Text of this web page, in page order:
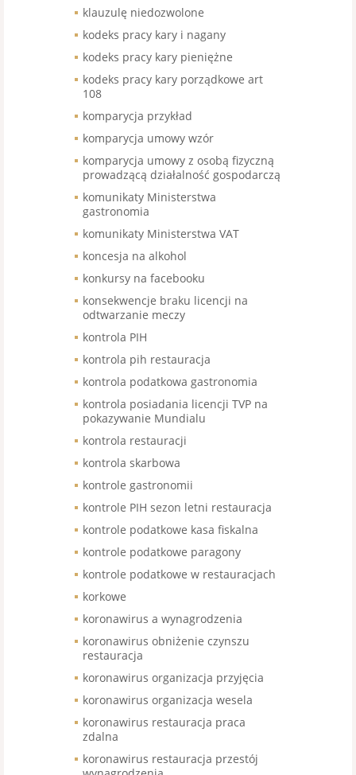
klauzulę niedozwolone
kodeks pracy kary i nagany
kodeks pracy kary pieniężne
kodeks pracy kary porządkowe art
108
komparycja przykład
komparycja umowy wzór
komparycja umowy z osobą fizyczną
prowadzącą działalność gospodarczą
komunikaty Ministerstwa
gastronomia
komunikaty Ministerstwa VAT
koncesja na alkohol
konkursy na facebooku
konsekwencje braku licencji na
odtwarzanie meczy
kontrola PIH
kontrola pih restauracja
kontrola podatkowa gastronomia
kontrola posiadania licencji TVP na
pokazywanie Mundialu
kontrola restauracji
kontrola skarbowa
kontrole gastronomii
kontrole PIH sezon letni restauracja
kontrole podatkowe kasa fiskalna
kontrole podatkowe paragony
kontrole podatkowe w restauracjach
korkowe
koronawirus a wynagrodzenia
koronawirus obniżenie czynszu
restauracja
koronawirus organizacja przyjęcia
koronawirus organizacja wesela
koronawirus restauracja praca
zdalna
koronawirus restauracja przestój